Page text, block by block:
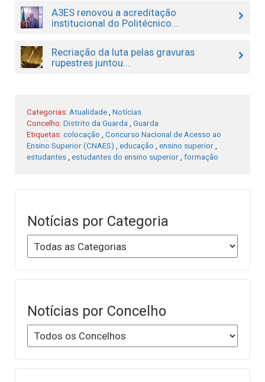
A3ES renovou a acreditação
institucional do Politécnico...
Recriação da luta pelas gravuras
rupestres juntou...
Categorias: Atualidade Notícias
Concelho: Distrito da Guarda
Guarda
Etiquetas: colocação
Concurso Nacional de Acesso ao
Ensino Superior (CNAES)
educação ensino superior
estudantes estudantes do ensino superior formação
Notícias por Categoria
Notícias por Concelho